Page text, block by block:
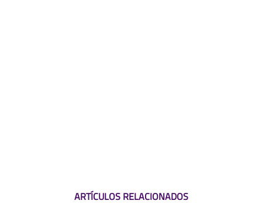
ARTÍCULOS RELACIONADOS